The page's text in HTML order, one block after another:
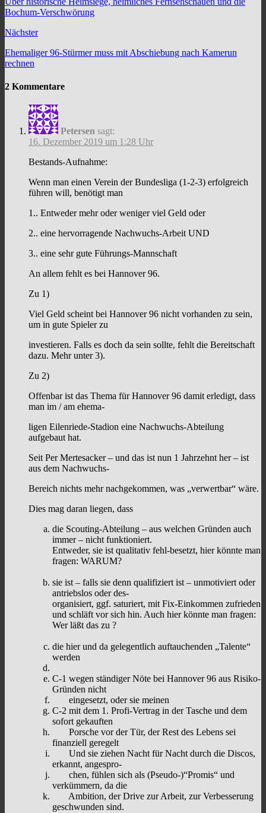
Bochum-Verschwörung
Nächster
Ehemaliger 96-Stürmer muss mit Abschiebung nach Kamerun
rechnen
2 Kommentare
Petersen sagt:
16. Dezember 2019 um 1:28 Uhr
Bestands-Aufnahme:
Wenn man einen Verein der Bundesliga (1-2-3) erfolgreich
führen will, benötigt man
1.. Entweder mehr oder weniger viel Geld oder
2.. eine hervorragende Nachwuchs-Arbeit UND
3.. eine sehr gute Führungs-Mannschaft
An allem fehlt es bei Hannover 96.
Zu 1)
Viel Geld scheint bei Hannover 96 nicht vorhanden zu sein,
um in gute Spieler zu
investieren. Falls es doch da sein sollte, fehlt die Bereitschaft
dazu. Mehr unter 3).
Zu 2)
Offenbar ist das Thema für Hannover 96 damit erledigt, dass
man im / am ehema-
ligen Eilenriede-Stadion eine Nachwuchs-Abteilung
aufgebaut hat.
Seit Per Mertesacker – und das ist nun 1 Jahrzehnt her – ist
aus dem Nachwuchs-
Bereich nichts mehr nachgekommen, was „verwertbar“ wäre.
Dies mag daran liegen, dass
die Scouting-Abteilung – aus welchen Gründen auch
immer – nicht funktioniert.
Entweder, sie ist qualitativ fehl-besetzt, hier könnte man
fragen: WARUM?
sie ist – falls sie denn qualifiziert ist – unmotiviert oder
antriebslos oder des-
organisiert, ggf. saturiert, mit Fix-Einkommen zufrieden
und schläft vor sich hin. Auch hier könnte man fragen:
Wer läßt das zu ?
die hier und da gelegentlich auftauchenden „Talente“
werden
C-1 wegen ständiger Nöte bei Hannover 96 aus Risiko-
Gründen nicht
eingesetzt, oder sie meinen
C-2 mit dem 1. Profi-Vertrag in der Tasche und dem
sofort gekauften
Porsche vor der Tür, der Rest des Lebens sei
finanziell geregelt
Und sie ziehen Nacht für Nacht durch die Discos,
erkannt, angespro-
chen, fühlen sich als (Pseudo-)“Promis“ und
verkümmern, da die
Ambition, der Drive zur Arbeit, zur Verbesserung
geschwunden sind.